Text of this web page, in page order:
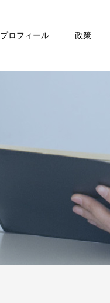
プロフィール 政策